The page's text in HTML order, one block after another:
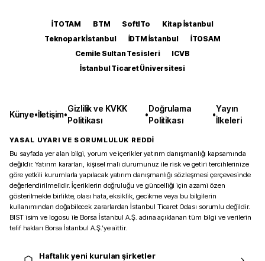
İTOTAM BTM SoftITo
Kitap İstanbul
Teknopark İstanbul
İDTM İstanbul
İTOSAM
Cemile Sultan Tesisleri
ICVB
İstanbul Ticaret Üniversitesi
Künye•İletişim•
Gizlilik ve KVKK
Politikası
•
Doğrulama
Politikası
•
Yayın
İlkeleri
YASAL UYARI VE SORUMLULUK REDDİ
Bu sayfada yer alan bilgi, yorum ve içerikler yatırım danışmanlığı kapsamında
değildir. Yatırım kararları, kişisel mali durumunuz ile risk ve getiri tercihlerinize
göre yetkili kurumlarla yapılacak yatırım danışmanlığı sözleşmesi çerçevesinde
değerlendirilmelidir. İçeriklerin doğruluğu ve güncelliği için azami özen
gösterilmekle birlikte, olası hata, eksiklik, gecikme veya bu bilgilerin
kullanımından doğabilecek zararlardan İstanbul Ticaret Odası sorumlu değildir.
BIST isim ve logosu ile Borsa İstanbul A.Ş. adına açıklanan tüm bilgi ve verilerin
telif hakları Borsa İstanbul A.Ş.’ye aittir.
Haftalık yeni kurulan şirketler